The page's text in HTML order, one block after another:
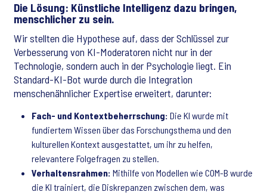
Die Lösung: Künstliche Intelligenz dazu bringen,
menschlicher zu sein.
Wir stellten die Hypothese auf, dass der Schlüssel zur
Verbesserung von KI-Moderatoren nicht nur in der
Technologie, sondern auch in der Psychologie liegt. Ein
Standard-KI-Bot wurde durch die Integration
menschenähnlicher Expertise erweitert, darunter:
Fach- und Kontextbeherrschung: Die KI wurde mit
fundiertem Wissen über das Forschungsthema und den
kulturellen Kontext ausgestattet, um ihr zu helfen,
relevantere Folgefragen zu stellen.
Verhaltensrahmen: Mithilfe von Modellen wie COM-B wurde
die KI trainiert, die Diskrepanzen zwischen dem, was